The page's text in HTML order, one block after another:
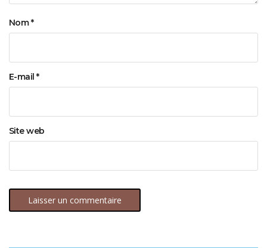
Nom*
E-mail*
Site web